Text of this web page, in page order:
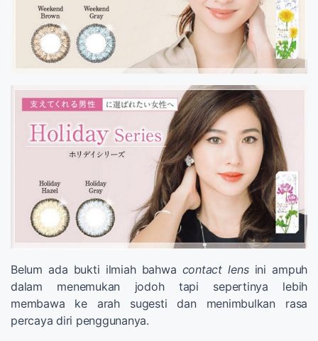
Belum ada bukti ilmiah bahwa contact lensini ampuh
dalam menemukan jodoh tapi sepertinya lebih
membawa ke arah sugesti dan menimbulkan rasa
percaya diri penggunanya.